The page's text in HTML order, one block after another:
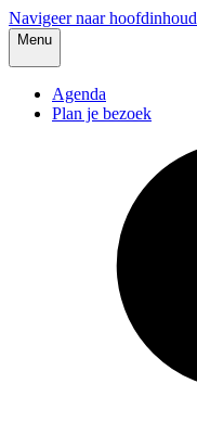
Navigeer naar hoofdinhoud
Menu
Agenda
Plan je bezoek